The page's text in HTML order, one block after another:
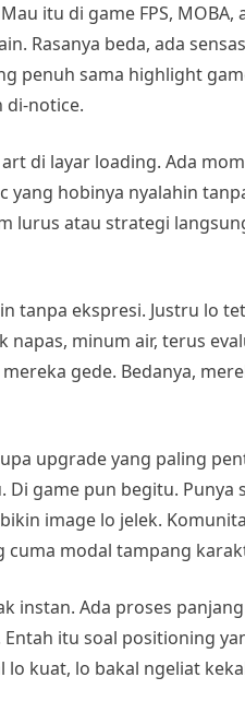
itu di game FPS,
Rasanya beda, ada
penuh sama highlight
di-notice.
di layar loading. Ada
hobinya nyalahin
lurus atau strategi
ekspresi. Justru lo
minum air, terus
gede. Bedanya,
upgrade yang paling
game pun begitu.
image lo jelek.
modal tampang
instan. Ada proses
itu soal positioning
kuat, lo bakal ngeliat